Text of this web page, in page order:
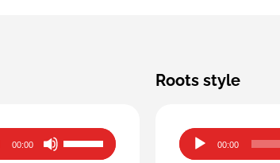
00:00
Roots style
Lecteur
audio
00:00